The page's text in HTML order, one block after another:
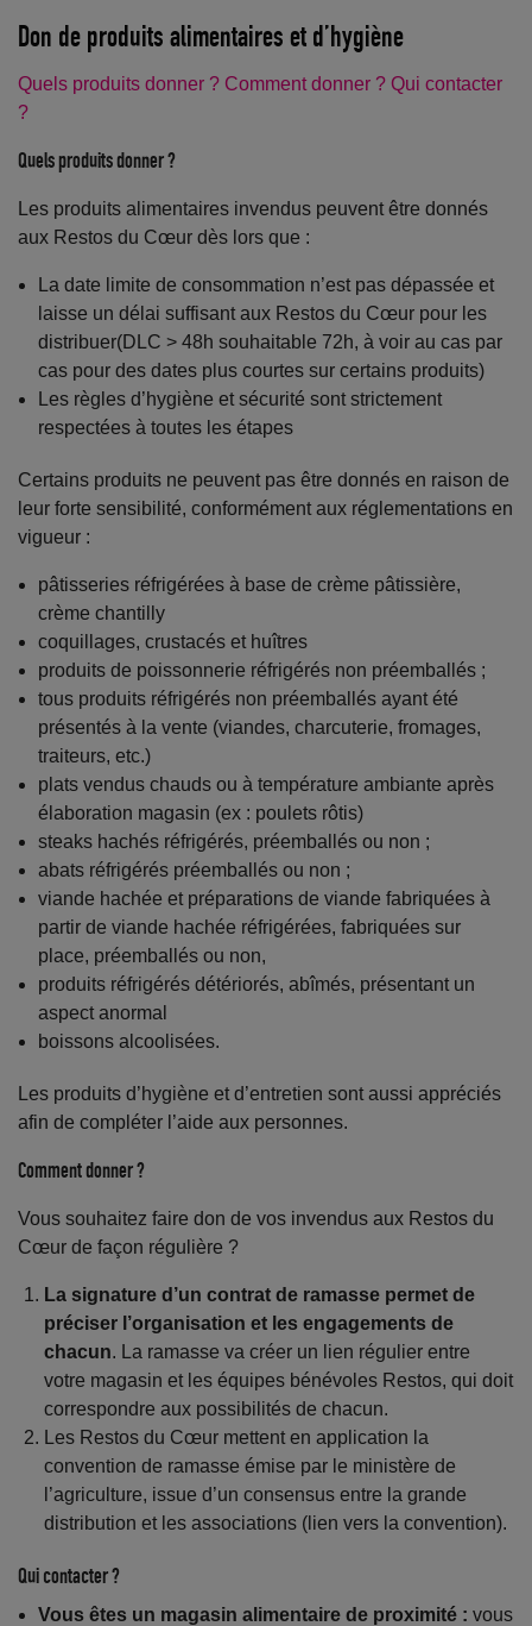
Don de produits alimentaires et d’hygiène
Quels produits donner ? Comment donner ? Qui contacter
?
Quels produits donner ?
Les produits alimentaires invendus peuvent être donnés
aux Restos du Cœur dès lors que :
La date limite de consommation n’est pas dépassée et
laisse un délai suffisant aux Restos du Cœur pour les
distribuer(DLC > 48h souhaitable 72h, à voir au cas par
cas pour des dates plus courtes sur certains produits)
Les règles d’hygiène et sécurité sont strictement
respectées à toutes les étapes
Certains produits ne peuvent pas être donnés en raison de
leur forte sensibilité, conformément aux réglementations en
vigueur :
pâtisseries réfrigérées à base de crème pâtissière,
crème chantilly
coquillages, crustacés et huîtres
produits de poissonnerie réfrigérés non préemballés ;
tous produits réfrigérés non préemballés ayant été
présentés à la vente (viandes, charcuterie, fromages,
traiteurs, etc.)
plats vendus chauds ou à température ambiante après
élaboration magasin (ex : poulets rôtis)
steaks hachés réfrigérés, préemballés ou non ;
abats réfrigérés préemballés ou non ;
viande hachée et préparations de viande fabriquées à
partir de viande hachée réfrigérées, fabriquées sur
place, préemballés ou non,
produits réfrigérés détériorés, abîmés, présentant un
aspect anormal
boissons alcoolisées.
Les produits d’hygiène et d’entretien sont aussi appréciés
afin de compléter l’aide aux personnes.
Comment donner ?
Vous souhaitez faire don de vos invendus aux Restos du
Cœur de façon régulière ?
La signature d’un contrat de ramasse permet de
préciser l’organisation et les engagements de
chacun. La ramasse va créer un lien régulier entre
votre magasin et les équipes bénévoles Restos, qui doit
correspondre aux possibilités de chacun.
Les Restos du Cœur mettent en application la
convention de ramasse émise par le ministère de
l’agriculture, issue d’un consensus entre la grande
distribution et les associations (lien vers la convention).
Qui contacter ?
Vous êtes un magasin alimentaire de proximité :vous